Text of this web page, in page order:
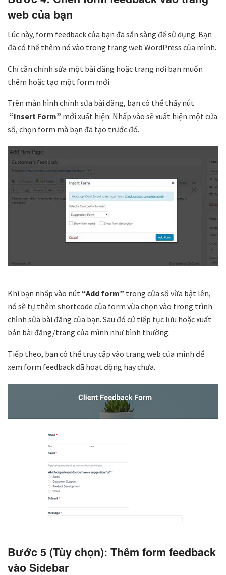
web của bạn
Lúc này, form feedback của bạn đã sẵn sàng để sử dụng. Bạn
đã có thể thêm nó vào trong trang web WordPress của mình.
Chỉ cần chỉnh sửa một bài đăng hoặc trang nơi bạn muốn
thêm hoặc tạo một form mới.
Trên màn hình chỉnh sửa bài đăng, bạn có thể thấy nút
“Insert Form” mới xuất hiện. Nhấp vào sẽ xuất hiện một cửa
sổ, chọn form mà bạn đã tạo trước đó.
Khi bạn nhấp vào nút “Add form” trong cửa sổ vừa bật lên,
nó sẽ tự thêm shortcode của form vừa chọn vào trong trình
chỉnh sửa bài đăng của bạn. Sau đó cứ tiếp tục lưu hoặc xuất
bản bài đăng/trang của mình như bình thường.
Tiếp theo, bạn có thể truy cập vào trang web của mình để
xem form feedback đã hoạt động hay chưa.
Bước 5 (Tùy chọn): Thêm form feedback
vào Sidebar